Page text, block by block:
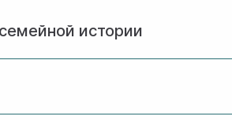
истории